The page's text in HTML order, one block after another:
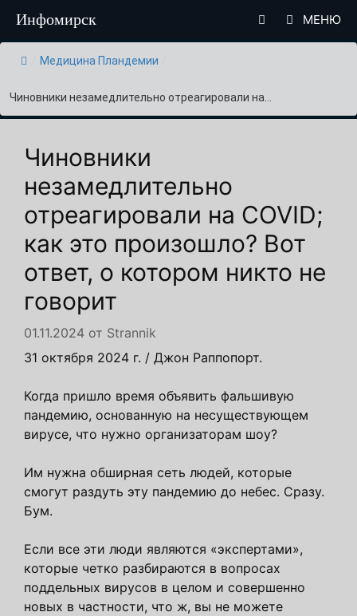
содержимому
Инфомирск МЕНЮ
Медицина Пландемии
Чиновники незамедлительно отреагировали на...
Чиновники
незамедлительно
отреагировали на COVID;
как это произошло? Вот
ответ, о котором никто не
говорит
01.11.2024 от Strannik
31 октября 2024 г. / Джон Раппопорт.
Когда пришло время объявить фальшивую
пандемию, основанную на несуществующем
вирусе, что нужно организаторам шоу?
Им нужна обширная сеть людей, которые
смогут раздуть эту пандемию до небес. Сразу.
Бум.
Если все эти люди являются «экспертами»,
которые четко разбираются в вопросах
поддельных вирусов в целом и совершенно
новых в частности, что ж, вы не можете